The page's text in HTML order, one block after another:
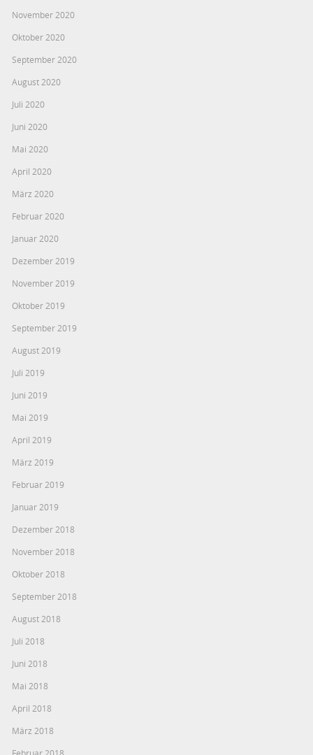
November 2020
Oktober 2020
September 2020
August 2020
Juli 2020
Juni 2020
Mai 2020
April 2020
März 2020
Februar 2020
Januar 2020
Dezember 2019
November 2019
Oktober 2019
September 2019
August 2019
Juli 2019
Juni 2019
Mai 2019
April 2019
März 2019
Februar 2019
Januar 2019
Dezember 2018
November 2018
Oktober 2018
September 2018
August 2018
Juli 2018
Juni 2018
Mai 2018
April 2018
März 2018